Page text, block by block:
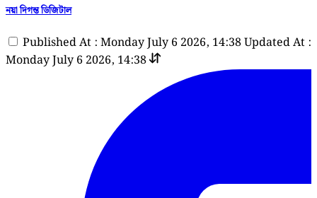
নয়া দিগন্ত ডিজিটাল
Published At : Monday July 6 2026, 14:38Updated At :
Monday July 6 2026, 14:38